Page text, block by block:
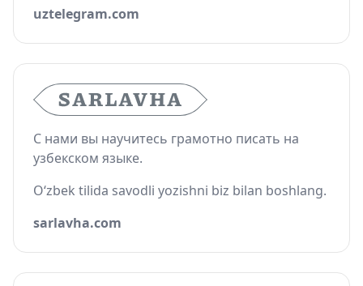
uztelegram.com
С нами вы научитесь грамотно писать на
узбекском языке.
O‘zbek tilida savodli yozishni biz bilan boshlang.
sarlavha.com